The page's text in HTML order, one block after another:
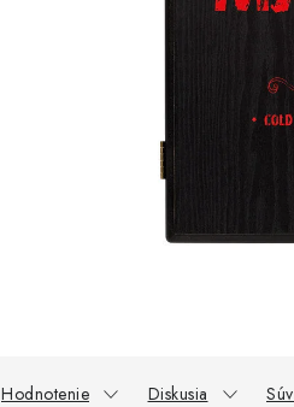
Hodnotenie Diskusia